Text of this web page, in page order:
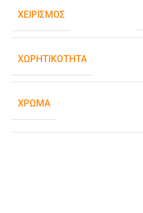
ΧΕΙΡΙΣΜΌΣ
ΧΩΡΗΤΙΚΌΤΗΤΑ
ΧΡΏΜΑ